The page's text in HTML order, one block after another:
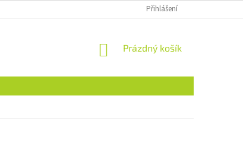
Přihlášení
NÁKUPNÍ
Prázdný košík